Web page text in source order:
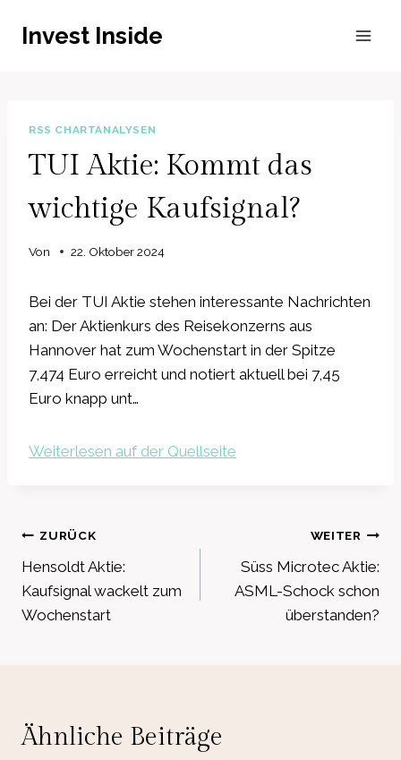
InhaltInvest Inside
RSS CHARTANALYSEN
TUI Aktie: Kommt das
wichtige Kaufsignal?
Von 22. Oktober 2024
Bei der TUI Aktie stehen interessante Nachrichten
an: Der Aktienkurs des Reisekonzerns aus
Hannover hat zum Wochenstart in der Spitze
7,474 Euro erreicht und notiert aktuell bei 7,45
Euro knapp unt…
Weiterlesen auf der Quellseite
Beitragsnavigation
ZURÜCK
Hensoldt Aktie:
Kaufsignal wackelt zum
Wochenstart
WEITER
Süss Microtec Aktie:
ASML-Schock schon
überstanden?
Ähnliche Beiträge